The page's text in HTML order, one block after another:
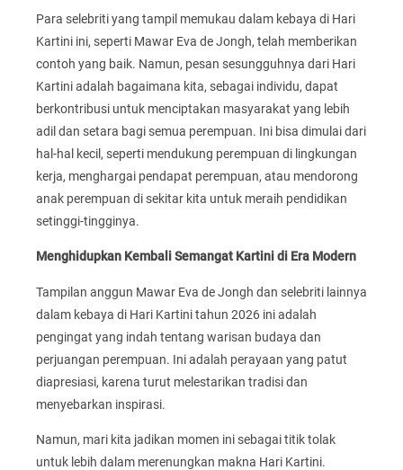
Para selebriti yang tampil memukau dalam kebaya di Hari
Kartini ini, seperti Mawar Eva de Jongh, telah memberikan
contoh yang baik. Namun, pesan sesungguhnya dari Hari
Kartini adalah bagaimana kita, sebagai individu, dapat
berkontribusi untuk menciptakan masyarakat yang lebih
adil dan setara bagi semua perempuan. Ini bisa dimulai dari
hal-hal kecil, seperti mendukung perempuan di lingkungan
kerja, menghargai pendapat perempuan, atau mendorong
anak perempuan di sekitar kita untuk meraih pendidikan
setinggi-tingginya.
Menghidupkan Kembali Semangat Kartini di Era Modern
Tampilan anggun Mawar Eva de Jongh dan selebriti lainnya
dalam kebaya di Hari Kartini tahun 2026 ini adalah
pengingat yang indah tentang warisan budaya dan
perjuangan perempuan. Ini adalah perayaan yang patut
diapresiasi, karena turut melestarikan tradisi dan
menyebarkan inspirasi.
Namun, mari kita jadikan momen ini sebagai titik tolak
untuk lebih dalam merenungkan makna Hari Kartini.